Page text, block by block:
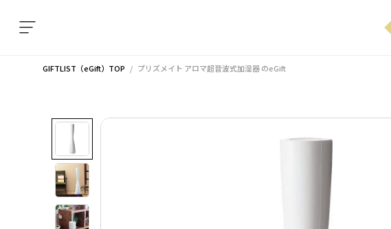
GIFTLIST（eGift）TOP プリズメイト アロマ超音波式加湿器のeGift